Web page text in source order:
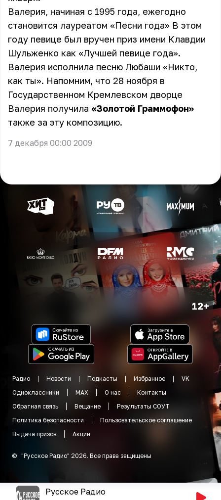
Валерия, начиная с 1995 года, ежегодно
становится лауреатом «Песни года» В этом
году певице был вручен приз имени Клавдии
Шульженко как «Лучшей певице года».
Валерия исполнила песню Любаши «Никто,
как ты». Напомним, что 28 ноября в
Государственном Кремлевском дворце
Валерия получила «Золотой Граммофон»
также за эту композицию.
7 декабря 00:00 2009
12+
Радио Новости Подкасты Избранное
VK
Одноклассники
MAX О нас
Контакты
Обратная связь
Вещание
Результаты СОУТ
Политика безопасности
Пользовательское соглашение
Выдача призов
Акции
© "Русское Радио" 2026. Все права защищены
Русское Радио